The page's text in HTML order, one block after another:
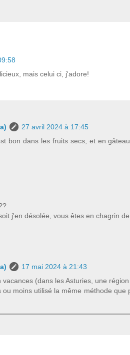
mais celui ci, j'adore!
27 avril 2024 à 17:45
bon dans les fruits secs, et en
j'en désolée, vous êtes en chagrin
17 mai 2024 à 21:43
(dans les Asturies, une
ou moins utilisé la même méthode